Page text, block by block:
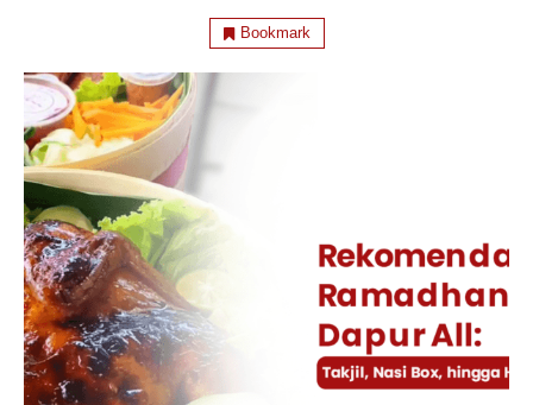
Bookmark